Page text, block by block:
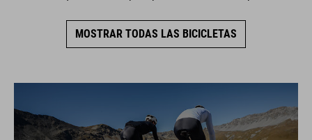
MOSTRAR TODAS LAS BICICLETAS